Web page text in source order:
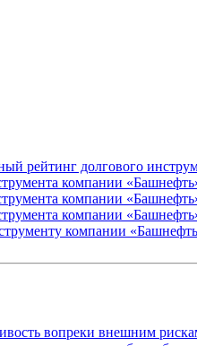
рейтинг долгового
компании
компании
компании
компании
вопреки внешним